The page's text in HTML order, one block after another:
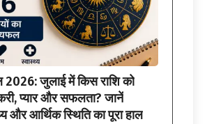
2026: जुलाई में किस राशि को
प्यार और सफलता? जानें
और आर्थिक स्थिति का पूरा हाल